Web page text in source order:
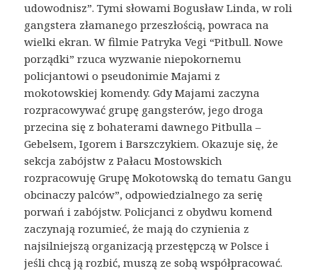
udowodnisz”. Tymi słowami Bogusław Linda, w roli
gangstera złamanego przeszłością, powraca na
wielki ekran. W filmie Patryka Vegi “Pitbull. Nowe
porządki” rzuca wyzwanie niepokornemu
policjantowi o pseudonimie Majami z
mokotowskiej komendy. Gdy Majami zaczyna
rozpracowywać grupę gangsterów, jego droga
przecina się z bohaterami dawnego Pitbulla –
Gebelsem, Igorem i Barszczykiem. Okazuje się, że
sekcja zabójstw z Pałacu Mostowskich
rozpracowuję Grupę Mokotowską do tematu Gangu
obcinaczy palców”, odpowiedzialnego za serię
porwań i zabójstw. Policjanci z obydwu komend
zaczynają rozumieć, że mają do czynienia z
najsilniejszą organizacją przestępczą w Polsce i
jeśli chcą ją rozbić, muszą ze sobą współpracować.